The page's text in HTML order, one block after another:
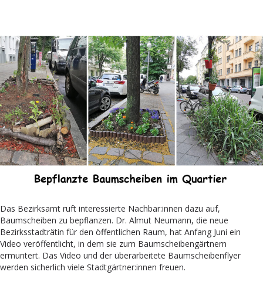
Das Bezirksamt ruft interessierte Nachbar:innen dazu auf,
Baumscheiben zu bepflanzen. Dr. Almut Neumann, die neue
Bezirksstadträtin für den öffentlichen Raum, hat Anfang Juni ein
Video veröffentlicht, in dem sie zum Baumscheibengärtnern
ermuntert. Das Video und der überarbeitete Baumscheibenflyer
werden sicherlich viele Stadtgärtner:innen freuen.